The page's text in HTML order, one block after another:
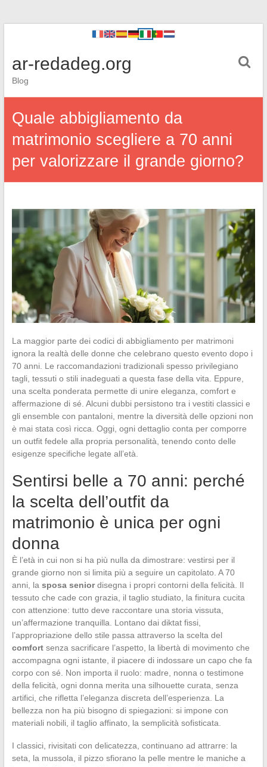
ar-redadeg.org
Blog
Quale abbigliamento da
matrimonio scegliere a 70 anni
per valorizzare il grande giorno?
La maggior parte dei codici di abbigliamento per matrimoni
ignora la realtà delle donne che celebrano questo evento dopo i
70 anni. Le raccomandazioni tradizionali spesso privilegiano
tagli, tessuti o stili inadeguati a questa fase della vita. Eppure,
una scelta ponderata permette di unire eleganza, comfort e
affermazione di sé. Alcuni dubbi persistono tra i vestiti classici e
gli ensemble con pantaloni, mentre la diversità delle opzioni non
è mai stata così ricca. Oggi, ogni dettaglio conta per comporre
un outfit fedele alla propria personalità, tenendo conto delle
esigenze specifiche legate all’età.
Sentirsi belle a 70 anni: perché
la scelta dell’outfit da
matrimonio è unica per ogni
donna
È l’età in cui non si ha più nulla da dimostrare: vestirsi per il
grande giorno non si limita più a seguire un capitolato. A 70
anni, la sposa seniordisegna i propri contorni della felicità. Il
tessuto che cade con grazia, il taglio studiato, la finitura cucita
con attenzione: tutto deve raccontare una storia vissuta,
un’affermazione tranquilla. Lontano dai diktat fissi,
l’appropriazione dello stile passa attraverso la scelta del
comfortsenza sacrificare l’aspetto, la libertà di movimento che
accompagna ogni istante, il piacere di indossare un capo che fa
corpo con sé. Non importa il ruolo: madre, nonna o testimone
della felicità, ogni donna merita una silhouette curata, senza
artifici, che rifletta l’eleganza discreta dell’esperienza. La
bellezza non ha più bisogno di spiegazioni: si impone con
materiali nobili, il taglio affinato, la semplicità sofisticata.
I classici, rivisitati con delicatezza, continuano ad attrarre: la
seta, la mussola, il pizzo sfiorano la pelle mentre le maniche a